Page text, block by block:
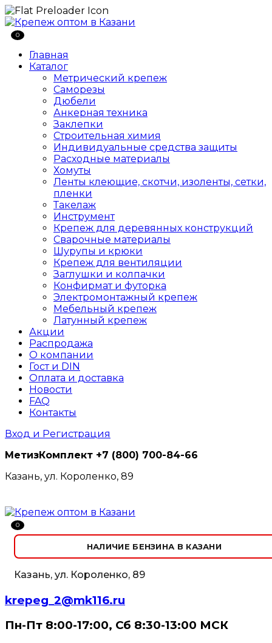
0
Главная
Каталог
Метрический крепеж
Саморезы
Дюбели
Анкерная техника
Заклепки
Строительная химия
Индивидуальные средства защиты
Расходные материалы
Хомуты
Ленты клеющие, скотчи, изоленты, сетки,
пленки
Такелаж
Инструмент
Крепеж для деревянных конструкций
Сварочные материалы
Шурупы и крюки
Крепеж для вентиляции
Заглушки и колпачки
Конфирмат и футорка
Электромонтажный крепеж
Мебельный крепеж
Латунный крепеж
Акции
Распродажа
О компании
Гост и DIN
Оплата и доставка
Новости
FAQ
Контакты
Вход и Регистрация
МетизКомплект +7 (800) 700-84-66
Казань, ул. Короленко, 89
0
НАЛИЧИЕ БЕНЗИНА В КАЗАНИ
Казань, ул. Короленко, 89
krepeg_2@mk116.ru
Пн-Пт 8:00-17:00, Сб 8:30-13:00 МСК